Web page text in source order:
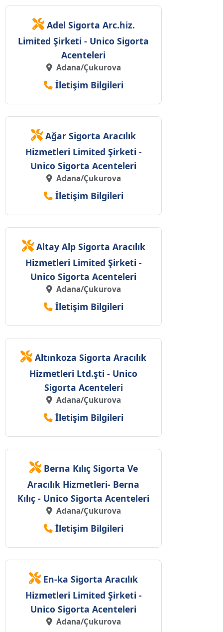
Adel Sigorta Arc.hiz.
Limited Şirketi - Unico Sigorta
Acenteleri
Adana/Çukurova
İletişim Bilgileri
Ağar Sigorta Aracılık
Hizmetleri Limited Şirketi -
Unico Sigorta Acenteleri
Adana/Çukurova
İletişim Bilgileri
Altay Alp Sigorta Aracılık
Hizmetleri Limited Şirketi -
Unico Sigorta Acenteleri
Adana/Çukurova
İletişim Bilgileri
Altınkoza Sigorta Aracılık
Hizmetleri Ltd.şti - Unico
Sigorta Acenteleri
Adana/Çukurova
İletişim Bilgileri
Berna Kılıç Sigorta Ve
Aracılık Hizmetleri- Berna
Kılıç - Unico Sigorta Acenteleri
Adana/Çukurova
İletişim Bilgileri
En-ka Sigorta Aracılık
Hizmetleri Limited Şirketi -
Unico Sigorta Acenteleri
Adana/Çukurova